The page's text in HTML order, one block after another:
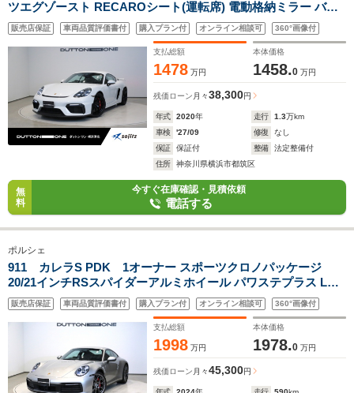
ツエグゾースト RECAROシート(運転席) 電動格納ミラー バッ
クカメラ シートヒーター スピードメーター(レッド) PDLSプラ
スLEDヘッドライト レッドシートベルト
販売店保証 車両品質評価書付 購入プラン付 オンライン相談可 360°画像付
支払総額
1478 万円
本体価格
1458.0 万円
残価ローン 月々38,300円
年式 2020年 走行 1.3万km
車検
'27/09 修復
なし
保証
保証付 整備
法定整備付
住所
神奈川県横浜市都筑区
無
料
今すぐ在庫確認・見積依頼
電話する
ポルシェ
911 カレラS PDK 1オーナー スポーツクロノパッケージ
20/21インチRSスパイダーアルミホイール パワステプラス LED
マトリックスヘッドライト GTシルバー レッドキャリパー シー
トヒーター オートエアコン サラウンドビューカメラ
販売店保証 車両品質評価書付 購入プラン付 オンライン相談可 360°画像付
支払総額
1998 万円
本体価格
1978.0 万円
残価ローン 月々45,300円